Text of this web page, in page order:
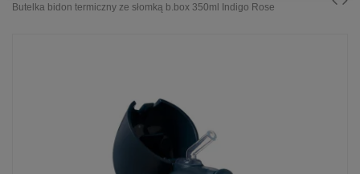
Butelka bidon termiczny ze słomką b.box 350ml Indigo Rose